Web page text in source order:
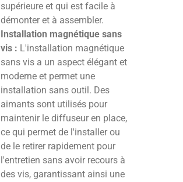
supérieure et qui est facile à
démonter et à assembler.
Installation magnétique sans
vis : L'installation magnétique
sans vis a un aspect élégant et
moderne et permet une
installation sans outil. Des
aimants sont utilisés pour
maintenir le diffuseur en place,
ce qui permet de l'installer ou
de le retirer rapidement pour
l'entretien sans avoir recours à
des vis, garantissant ainsi une